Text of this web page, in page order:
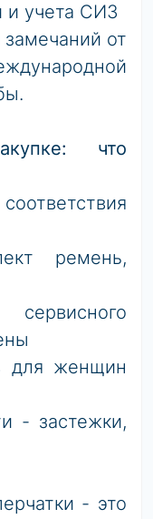
и учета СИЗ
от
что
ремень,
для женщин
- застежки,
- это